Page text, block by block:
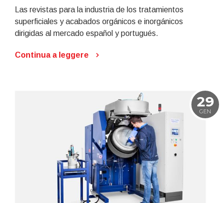
Las revistas para la industria de los tratamientos
superficiales y acabados orgánicos e inorgánicos
dirigidas al mercado español y portugués.
Continua a leggere
29
GEN